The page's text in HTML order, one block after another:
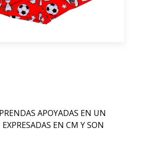
APOYADAS EN UN
EN CM Y SON